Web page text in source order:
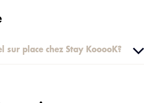
sur place chez Stay KooooK?